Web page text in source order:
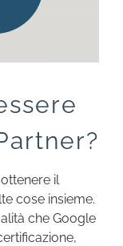
il
cose insieme.
che Google